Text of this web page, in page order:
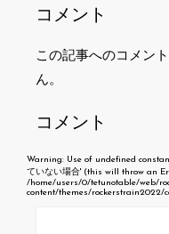
コメント
この記事へのコメン
ん。
コメント
Warning: Use of undefined
ていない場合' (this will throw an
/home/users/0/tetunotable/web/
content/themes/rockerstrain2022/